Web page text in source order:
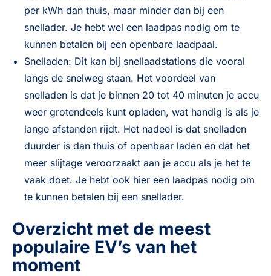
per kWh dan thuis, maar minder dan bij een
snellader. Je hebt wel een laadpas nodig om te
kunnen betalen bij een openbare laadpaal.
Snelladen: Dit kan bij snellaadstations die vooral
langs de snelweg staan. Het voordeel van
snelladen is dat je binnen 20 tot 40 minuten je accu
weer grotendeels kunt opladen, wat handig is als je
lange afstanden rijdt. Het nadeel is dat snelladen
duurder is dan thuis of openbaar laden en dat het
meer slijtage veroorzaakt aan je accu als je het te
vaak doet. Je hebt ook hier een laadpas nodig om
te kunnen betalen bij een snellader.
Overzicht met de meest
populaire EV’s van het
moment